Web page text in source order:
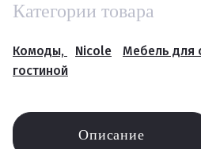
Категории товара
Комоды, Nicole Мебель для
гостиной
Описание